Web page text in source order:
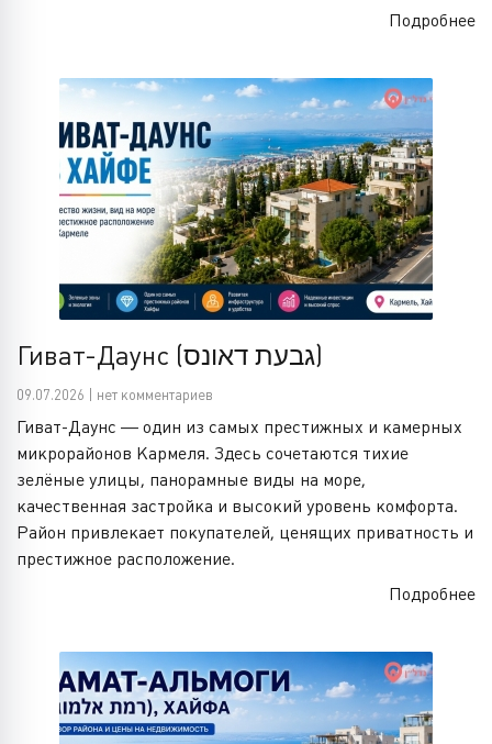
Подробнее
Гиват-Даунс (גבעת דאונס)
09.07.2026 | нет комментариев
Гиват-Даунс — один из самых престижных и камерных
микрорайонов Кармеля. Здесь сочетаются тихие
зелёные улицы, панорамные виды на море,
качественная застройка и высокий уровень комфорта.
Район привлекает покупателей, ценящих приватность и
престижное расположение.
Подробнее